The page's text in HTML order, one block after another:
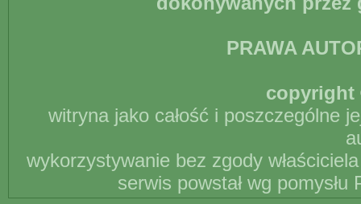
PRAWA
copyright
witryna jako całość i poszczególne
wykorzystywanie bez zgody
serwis powstał wg